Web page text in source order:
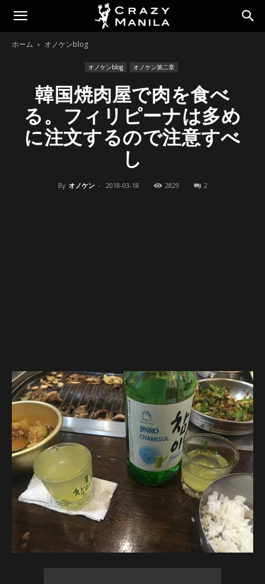
ホーム オノケンblog
オノケンblog オノケン第二章
韓国焼肉屋で肉を食べ
る。フィリピーナは多め
に注文するので注意すべ
し
By オノケン - 2018-03-18 2829 2